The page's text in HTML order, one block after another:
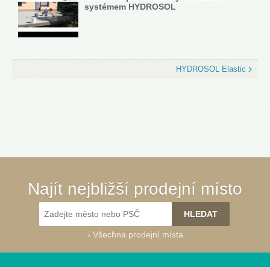
systémem HYDROSOL
HYDROSOL Elastic
Najít nejbližší prodejní místo
› Všechna prodejní místa